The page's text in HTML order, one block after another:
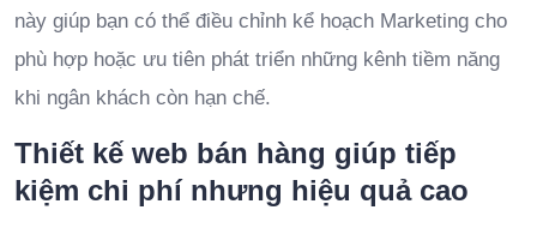
này giúp bạn có thể điều chỉnh kể hoạch Marketing cho
phù hợp hoặc ưu tiên phát triển những kênh tiềm năng
khi ngân khách còn hạn chế.
Thiết kế web bán hàng giúp tiếp
kiệm chi phí nhưng hiệu quả cao